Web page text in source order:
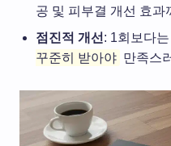
공 및 피부결 개선 효과
점진적 개선 : 1회보다는
꾸준히 받아야 만족스